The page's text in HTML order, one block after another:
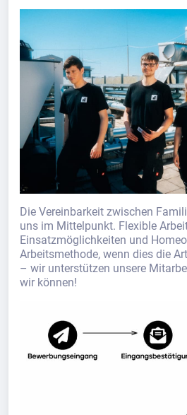
Die Vereinbarkeit zwischen
uns im Mittelpunkt. Flexible
Einsatzmöglichkeiten und
Arbeitsmethode, wenn dies die
– wir unterstützen unsere
wir können!